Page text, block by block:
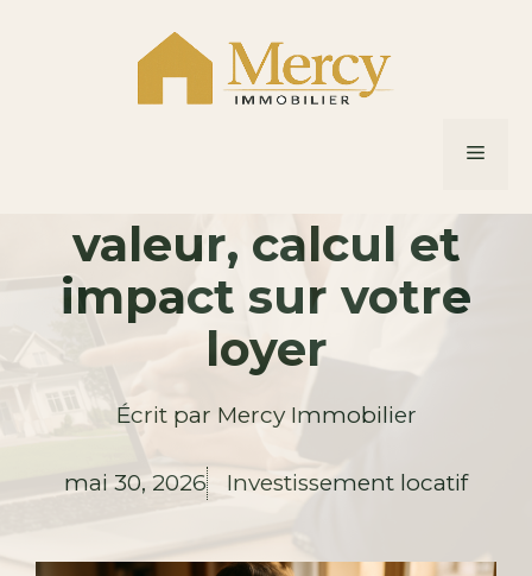
valeur, calcul et
impact sur votre
loyer
Écrit par Mercy Immobilier
mai 30, 2026 Investissement locatif